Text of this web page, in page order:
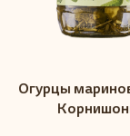
Огурцы